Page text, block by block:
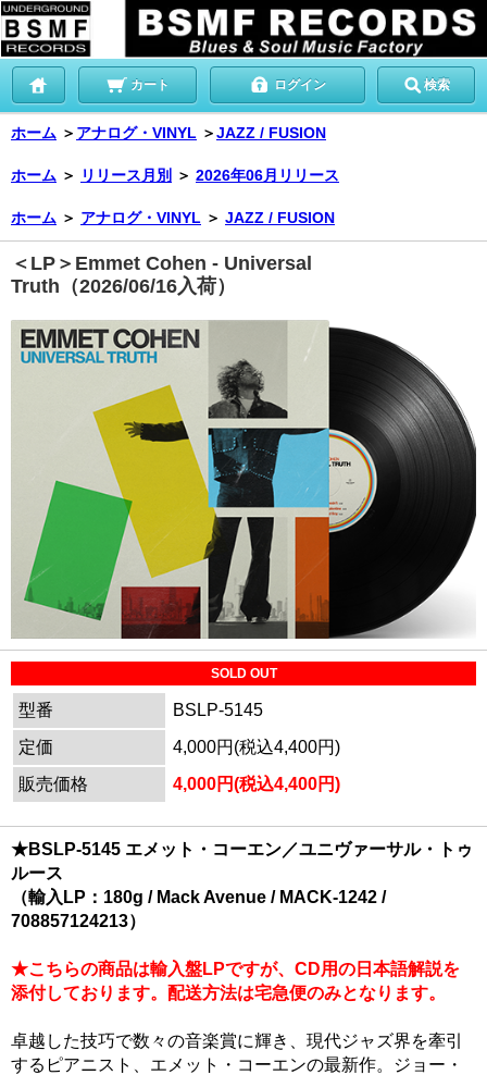
カート ログイン 検索
ホーム ＞ アナログ・VINYL ＞JAZZ / FUSION
ホーム ＞ リリース月別 ＞ 2026年06月リリース
ホーム ＞ アナログ・VINYL ＞ JAZZ / FUSION
＜LP＞Emmet Cohen - Universal
Truth（2026/06/16入荷）
SOLD OUT
型番
BSLP-5145
定価
4,000円(税込4,400円)
販売価格
4,000円(税込4,400円)
★BSLP-5145 エメット・コーエン／ユニヴァーサル・トゥ
ルース
（輸入LP：180g / Mack Avenue / MACK-1242 /
708857124213）
★こちらの商品は輸入盤LPですが、CD用の日本語解説を
添付しております。配送方法は宅急便のみとなります。
卓越した技巧で数々の音楽賞に輝き、現代ジャズ界を牽引
するピアニスト、エメット・コーエンの最新作。ジョー・